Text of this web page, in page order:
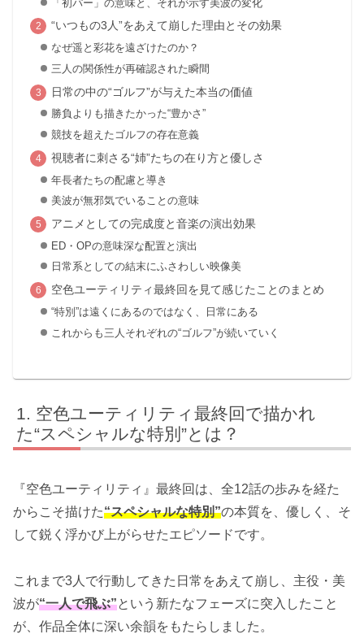
「初パー」の意味と、それが示す美波の変化
“いつもの3人”をあえて崩した理由とその効果
なぜ遥と彩花を遠ざけたのか？
三人の関係性が再確認された瞬間
日常の中の“ゴルフ”が与えた本当の価値
勝負よりも描きたかった“豊かさ”
競技を超えたゴルフの存在意義
視聴者に刺さる“姉”たちの在り方と優しさ
年長者たちの配慮と導き
美波が無邪気でいることの意味
アニメとしての完成度と音楽の演出効果
ED・OPの意味深な配置と演出
日常系としての結末にふさわしい映像美
空色ユーティリティ最終回を見て感じたことのまとめ
“特別”は遠くにあるのではなく、日常にある
これからも三人それぞれの“ゴルフ”が続いていく
空色ユーティリティ最終回で描かれ
た“スペシャルな特別”とは？
『空色ユーティリティ』最終回は、全12話の歩みを経た
からこそ描けた“スペシャルな特別”の本質を、優しく、そ
して鋭く浮かび上がらせたエピソードです。
これまで3人で行動してきた日常をあえて崩し、主役・美
波が“一人で飛ぶ”という新たなフェーズに突入したこと
が、作品全体に深い余韻をもたらしました。